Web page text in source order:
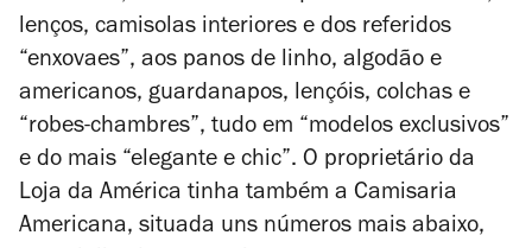
lenços, camisolas interiores e dos referidos
“enxovaes”, aos panos de linho, algodão e
americanos, guardanapos, lençóis, colchas e
“robes-chambres”, tudo em “modelos exclusivos”
e do mais “elegante e chic”. O proprietário da
Loja da América tinha também a Camisaria
Americana, situada uns números mais abaixo,